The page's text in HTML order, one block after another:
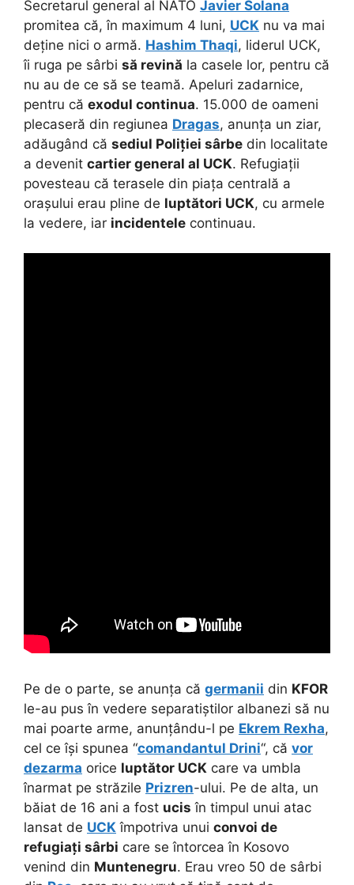
Secretarul general al NATO Javier Solana
promitea că, în maximum 4 luni, UCK nu va mai
deține nici o armă. Hashim Thaqi, liderul UCK,
îi ruga pe sârbi să revină la casele lor, pentru că
nu au de ce să se teamă. Apeluri zadarnice,
pentru că exodul continua. 15.000 de oameni
plecaseră din regiunea Dragas, anunța un ziar,
adăugând că sediul Poliției sârbe din localitate
a devenit cartier general al UCK. Refugiații
povesteau că terasele din piața centrală a
orașului erau pline de luptători UCK, cu armele
la vedere, iar incidentele continuau.
Pe de o parte, se anunța că germanii din KFOR
le-au pus în vedere separatiștilor albanezi să nu
mai poarte arme, anunțându-l pe Ekrem Rexha,
cel ce își spunea “comandantul Drini“, că vor
dezarma orice luptător UCK care va umbla
înarmat pe străzile Prizren-ului. Pe de alta, un
băiat de 16 ani a fost ucis în timpul unui atac
lansat de UCK împotriva unui convoi de
refugiați sârbi care se întorcea în Kosovo
venind din Muntenegru. Erau vreo 50 de sârbi